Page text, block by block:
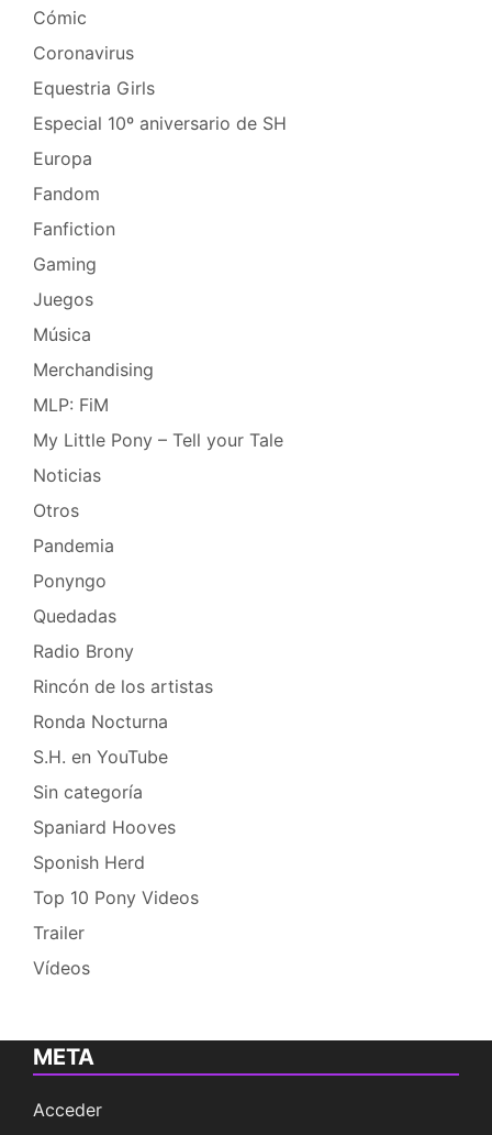
Cómic
Coronavirus
Equestria Girls
Especial 10º aniversario de SH
Europa
Fandom
Fanfiction
Gaming
Juegos
Música
Merchandising
MLP: FiM
My Little Pony – Tell your Tale
Noticias
Otros
Pandemia
Ponyngo
Quedadas
Radio Brony
Rincón de los artistas
Ronda Nocturna
S.H. en YouTube
Sin categoría
Spaniard Hooves
Sponish Herd
Top 10 Pony Videos
Trailer
Vídeos
META
Acceder